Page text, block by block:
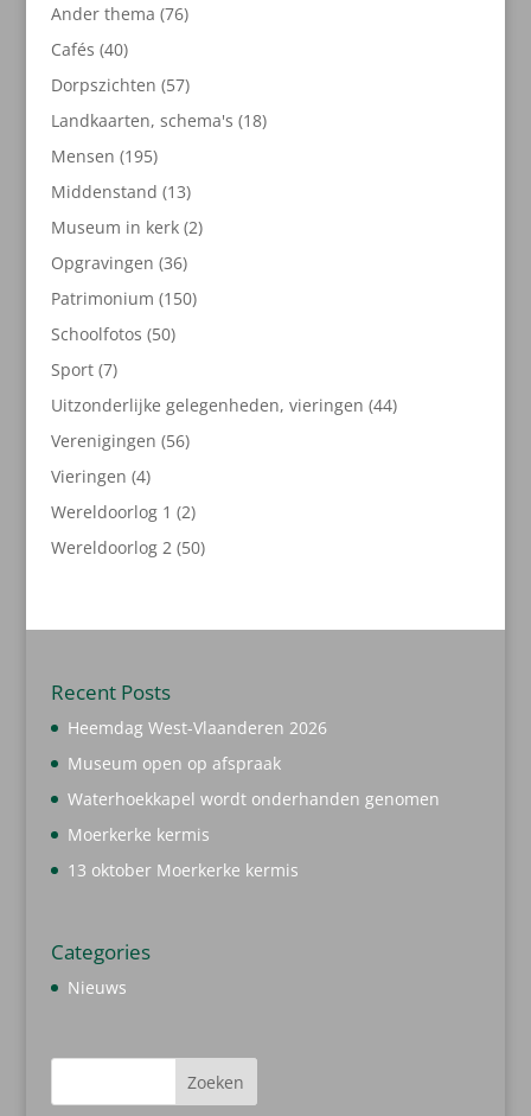
Ander thema 7676
Cafés 4040
producten
Dorpszichten 5757
producten
Landkaarten, schema's 1818
Mensen 195195
producten
Middenstand 1313
producten
Museum in kerk 22
Opgravingen 3636
producten
Patrimonium 150150
Schoolfotos 5050
Sport 77
producten
Uitzonderlijke gelegenheden, vieringen 4444
Verenigingen 5656
Vieringen 44
producten
Wereldoorlog 1 22
producten
Wereldoorlog 2 5050
Recent Posts
Heemdag West-Vlaanderen 2026
Museum open op afspraak
Waterhoekkapel wordt onderhanden genomen
Moerkerke kermis
13 oktober Moerkerke kermis
Categories
Nieuws